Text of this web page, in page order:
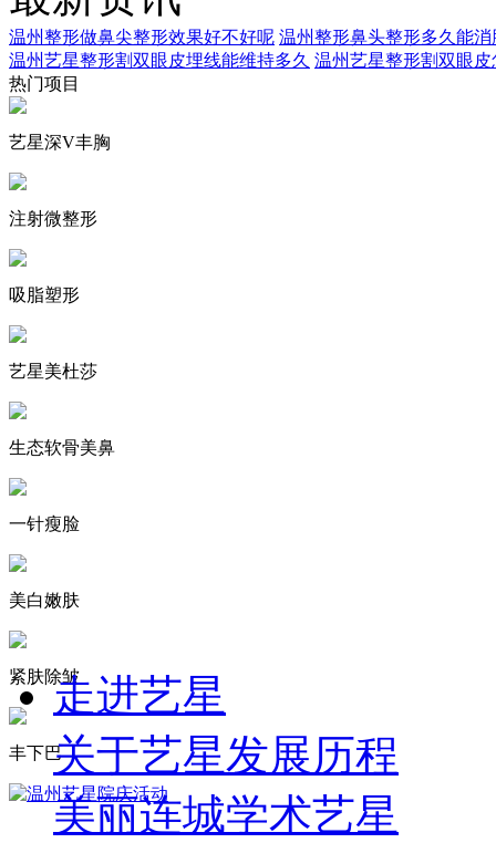
温州整形做鼻尖整形效果好不好呢 温州整形鼻头整形多久能消
温州艺星整形割双眼皮埋线能维持多久 温州艺星整形割双眼皮
热门项目
艺星深V丰胸
注射微整形
吸脂塑形
艺星美杜莎
生态软骨美鼻
一针瘦脸
美白嫩肤
紧肤除皱
丰下巴
走进艺星
关于艺星发展历程
美丽连城学术艺星